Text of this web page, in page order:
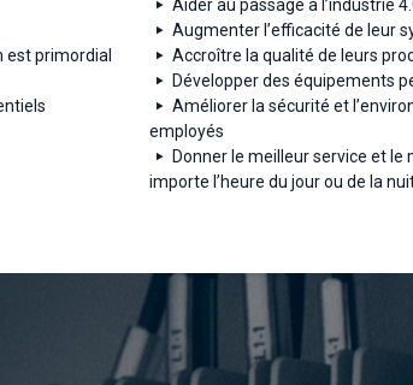
est primordial
Aider au passage à l’industrie
Augmenter l’efficacité de leur
Accroître la qualité de leurs
Développer des équipements
Améliorer la sécurité et
employés
Donner le meilleur service et
importe l’heure du jour ou de la